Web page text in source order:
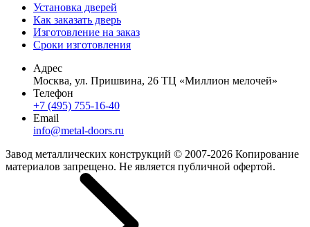
Установка дверей
Как заказать дверь
Изготовление на заказ
Сроки изготовления
Адрес
Москва, ул. Пришвина, 26 ТЦ «Миллион мелочей»
Телефон
+7 (495) 755-16-40
Email
info@metal-doors.ru
Завод металлических конструкций © 2007-2026 Копирование
материалов запрещено. Не является публичной офертой.